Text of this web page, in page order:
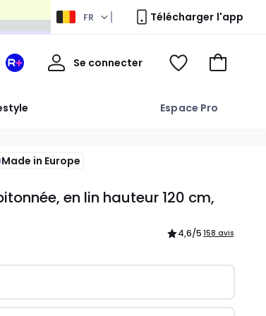
FR Télécharger l'app
Espace Pro
Mon
Redoute
Se connecter
Mon
Voir
Aller
Made in Europe
en lin hauteur 120 cm,
4,6/5 158 avis